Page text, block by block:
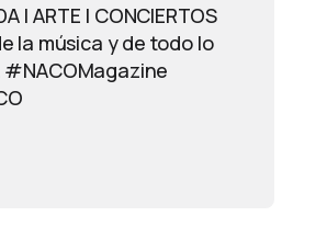
| ARTE | CONCIERTOS
la música y de todo lo